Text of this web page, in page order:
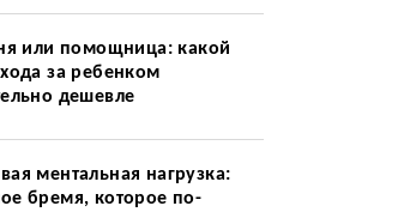
или помощница: какой
за ребенком
дешевле
ментальная нагрузка:
бремя, которое по-